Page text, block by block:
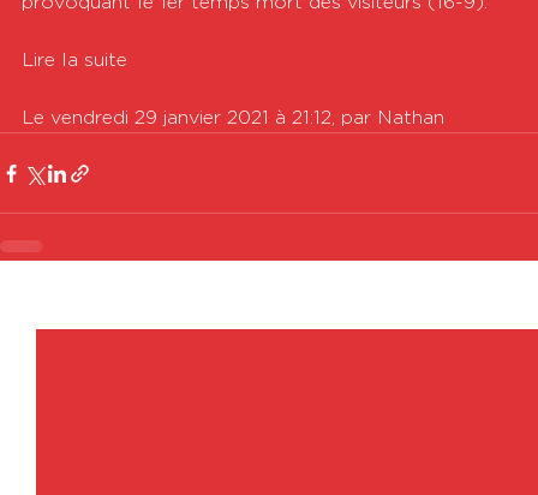
Lire la suite
Le vendredi 29 janvier 2021 à 21:12, par Nathan